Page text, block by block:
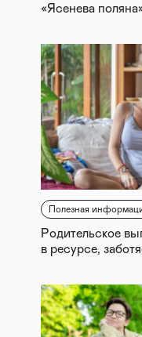
«Ясенева
Полезная
Родительское
в ресурсе,